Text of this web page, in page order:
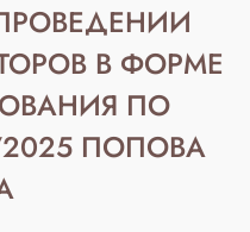
В ФОРМЕ
ПО
ПОПОВА